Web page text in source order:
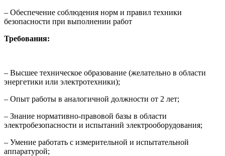
– Обеспечение соблюдения норм и правил техники
безопасности при выполнении работ
Требования:
– Высшее техническое образование (желательно в области
энергетики или электротехники);
– Опыт работы в аналогичной должности от 2 лет;
– Знание нормативно-правовой базы в области
электробезопасности и испытаний электрооборудования;
– Умение работать с измерительной и испытательной
аппаратурой;